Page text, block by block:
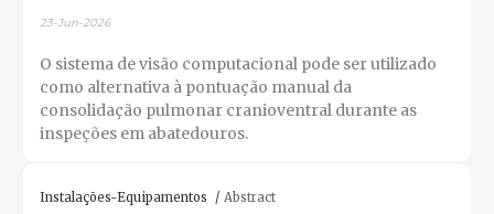
23-Jun-2026
O sistema de visão computacional pode ser utilizado
como alternativa à pontuação manual da
consolidação pulmonar cranioventral durante as
inspeções em abatedouros.
Instalações-Equipamentos Abstract